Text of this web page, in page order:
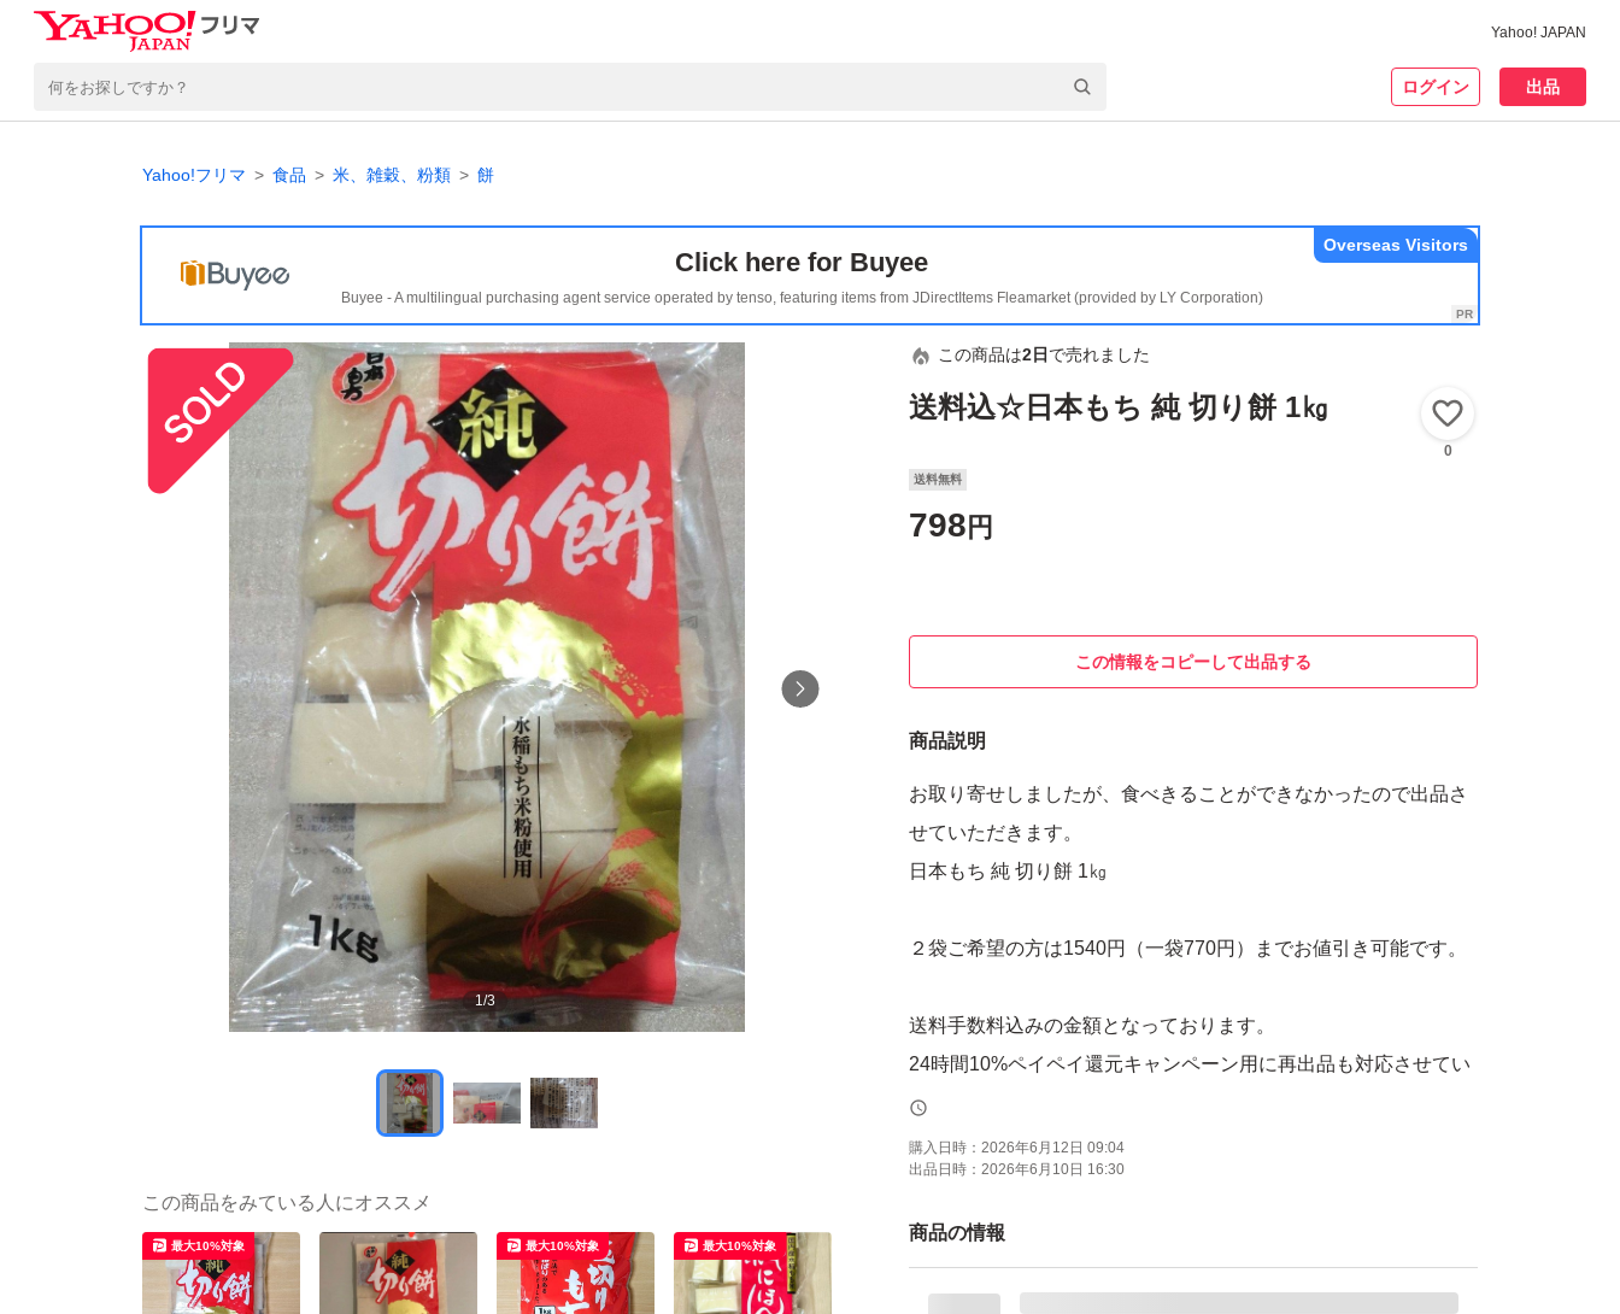
Yahoo! JAPAN
ログイン 出品
Yahoo!フリマ 食品 米、雑穀、粉類 餅
Click here for Buyee
Buyee - A multilingual purchasing agent service operated by tenso, featuring items from JDirectItems Fleamarket (provided by LY Corporation)
Overseas Visitors
1/3
この商品は2日 で売れました
送料込☆日本もち 純 切り餅 1㎏
0
送料無料
798 円
この情報をコピーして出品する
商品説明
お取り寄せしましたが、食べきることができなかったので出品さ
せていただきます。
日本もち 純 切り餅 1㎏
２袋ご希望の方は1540円（一袋770円）までお値引き可能です。
送料手数料込みの金額となっております。
24時間10%ペイペイ還元キャンペーン用に再出品も対応させてい
ただきます、お気軽にコメントください。
購入日時： 2026年6月12日 09:04
出品日時： 2026年6月10日 16:30
商品の情報
この商品をみている人にオススメ
最大10%対象 最大10%対象 最大10%対象